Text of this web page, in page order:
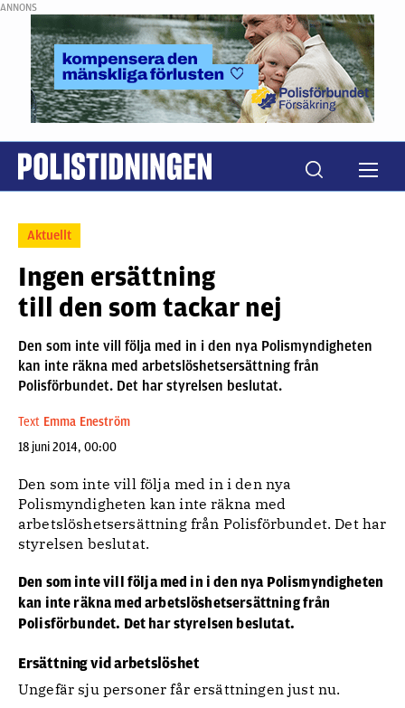
ANNONS
Aktuellt
Ingen ersättning
till den som tackar nej
Den som inte vill följa med in i den nya Polismyndigheten
kan inte räkna med arbetslöshetsersättning från
Polisförbundet. Det har styrelsen beslutat.
Text Emma Eneström
18 juni 2014, 00:00
Den som inte vill följa med in i den nya
Polismyndigheten kan inte räkna med
arbetslöshetsersättning från Polisförbundet. Det har
styrelsen beslutat.
Den som inte vill följa med in i den nya Polismyndigheten
kan inte räkna med arbetslöshetsersättning från
Polisförbundet. Det har styrelsen beslutat.
Ersättning vid arbetslöshet
Ungefär sju personer får ersättningen just nu.